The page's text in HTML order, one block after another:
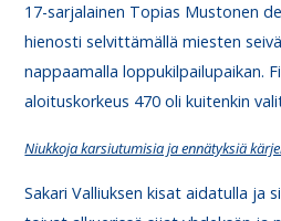
17-sarjalainen Topias Mustonen
hienosti selvittämällä miesten
nappaamalla loppukilpailupaikan.
aloituskorkeus 470 oli kuitenkin
Niukkoja karsiutumisia ja ennätyksiä
Sakari Valliuksen kisat aidatulla ja